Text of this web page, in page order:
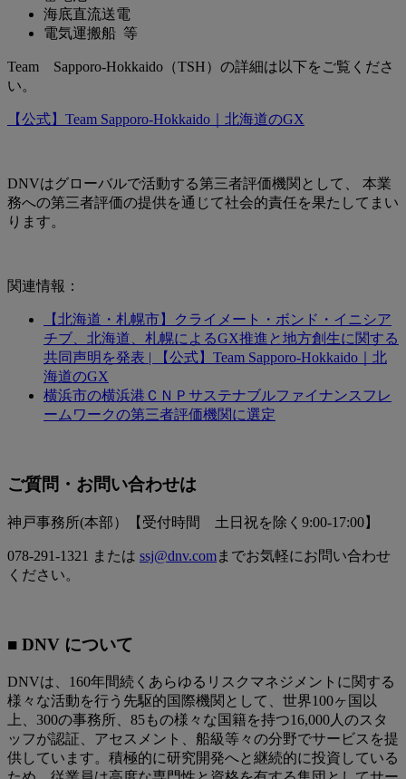
海底直流送電
電気運搬船 等
Team Sapporo-Hokkaido（TSH）の詳細は以下をご覧くださ
い。
【公式】Team Sapporo-Hokkaido｜北海道のGX
DNVはグローバルで活動する第三者評価機関として、 本業
務への第三者評価の提供を通じて社会的責任を果たしてまい
ります。
関連情報：
【北海道・札幌市】クライメート・ボンド・イニシア
チブ、北海道、札幌によるGX推進と地方創生に関する
共同声明を発表 | 【公式】Team Sapporo-Hokkaido｜北
海道のGX
横浜市の横浜港ＣＮＰサステナブルファイナンスフレ
ームワークの第三者評価機関に選定
ご質問・お問い合わせは
神戸事務所(本部）【受付時間 土日祝を除く9:00-17:00】
078-291-1321 または ssj@dnv.comまでお気軽にお問い合わせ
ください。
■ DNV について
DNVは、160年間続くあらゆるリスクマネジメントに関する
様々な活動を行う先駆的国際機関として、世界100ヶ国以
上、300の事務所、85もの様々な国籍を持つ16,000人のスタ
ッフが認証、アセスメント、船級等々の分野でサービスを提
供しています。積極的に研究開発へと継続的に投資している